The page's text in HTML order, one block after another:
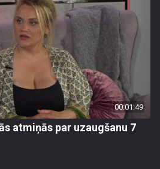
00:01:49
atmiņās par uzaugšanu 7